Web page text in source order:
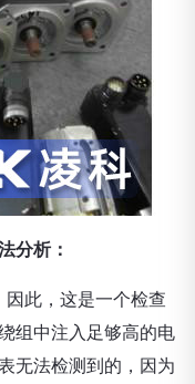
分析：
此，这是一个检查
组中注入足够高的电
无法检测到的，因为